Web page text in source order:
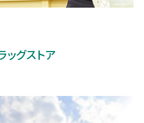
ッグストア